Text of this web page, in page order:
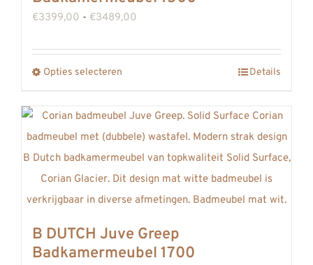
kan
op
de
productpagina
€3399,00 - €3489,00
tot
Opties selecteren
heeft
meerdere
variaties.
Deze
optie
gekozen
Details
B DUTCH Juve Greep
Badkamermeubel 1700